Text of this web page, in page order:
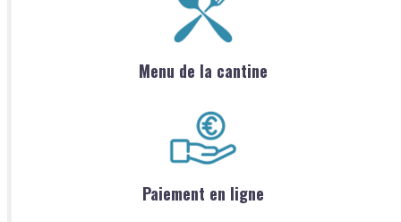
Menu de la cantine
Paiement en ligne